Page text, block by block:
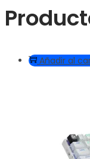
Añadir al